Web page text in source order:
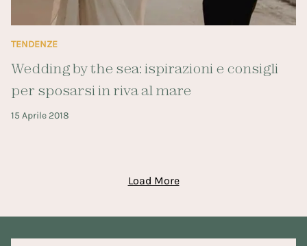
TENDENZE
Wedding by the sea: ispirazioni e consigli
per sposarsi in riva al mare
15 Aprile 2018
Load More